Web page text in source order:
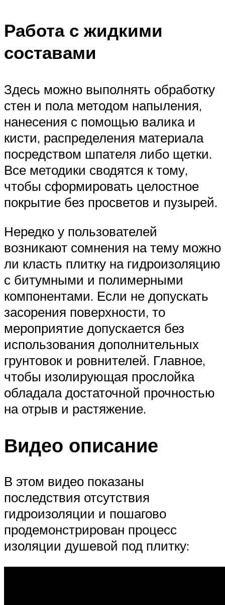
Работа с жидкими
составами
Здесь можно выполнять обработку
стен и пола методом напыления,
нанесения с помощью валика и
кисти, распределения материала
посредством шпателя либо щетки.
Все методики сводятся к тому,
чтобы сформировать целостное
покрытие без просветов и пузырей.
Нередко у пользователей
возникают сомнения на тему можно
ли класть плитку на гидроизоляцию
с битумными и полимерными
компонентами. Если не допускать
засорения поверхности, то
мероприятие допускается без
использования дополнительных
грунтовок и ровнителей. Главное,
чтобы изолирующая прослойка
обладала достаточной прочностью
на отрыв и растяжение.
Видео описание
В этом видео показаны
последствия отсутствия
гидроизоляции и пошагово
продемонстрирован процесс
изоляции душевой под плитку: